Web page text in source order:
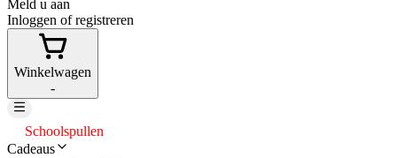
Meld u aan
Inloggen of registreren
Winkelwagen
-
Schoolspullen
Cadeaus